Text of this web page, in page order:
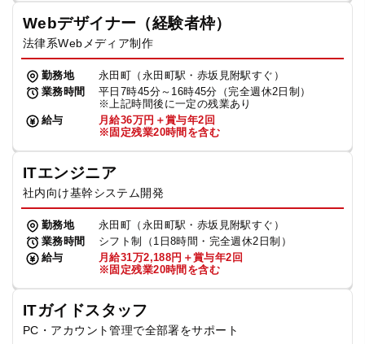
Webデザイナー（経験者枠）
法律系Webメディア制作
勤務地
永田町（永田町駅・赤坂見附駅すぐ）
業務時間
平日7時45分～16時45分（完全週休2日制）
※上記時間後に一定の残業あり
給与
月給36万円＋賞与年2回
※固定残業20時間を含む
ITエンジニア
社内向け基幹システム開発
勤務地
永田町（永田町駅・赤坂見附駅すぐ）
業務時間
シフト制（1日8時間・完全週休2日制）
給与
月給31万2,188円＋賞与年2回
※固定残業20時間を含む
ITガイドスタッフ
PC・アカウント管理で全部署をサポート